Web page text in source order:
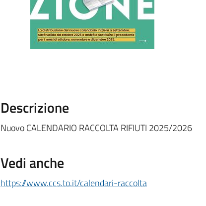
Descrizione
Nuovo CALENDARIO RACCOLTA RIFIUTI 2025/2026
Vedi anche
https://www.ccs.to.it/calendari-raccolta